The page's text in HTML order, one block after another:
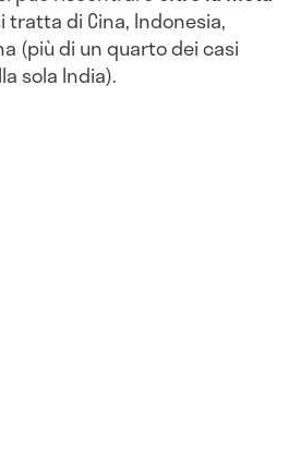
tratta di Cina, Indonesia,
(più di un quarto dei casi
sola India).